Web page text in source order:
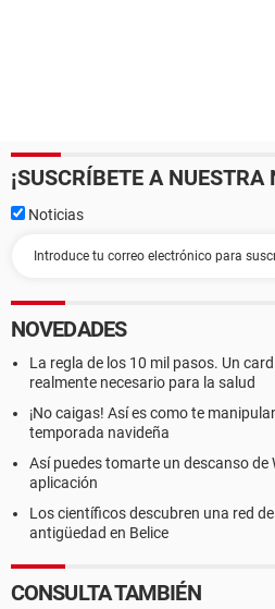
¡SUSCRÍBETE A NUESTRA
Noticias
NOVEDADES
La regla de los 10 mil pasos. Un
realmente necesario para la salud
¡No caigas! Así es como te
temporada navideña
Así puedes tomarte un descanso de
aplicación
Los científicos descubren una red
antigüedad en Belice
CONSULTA TAMBIÉN